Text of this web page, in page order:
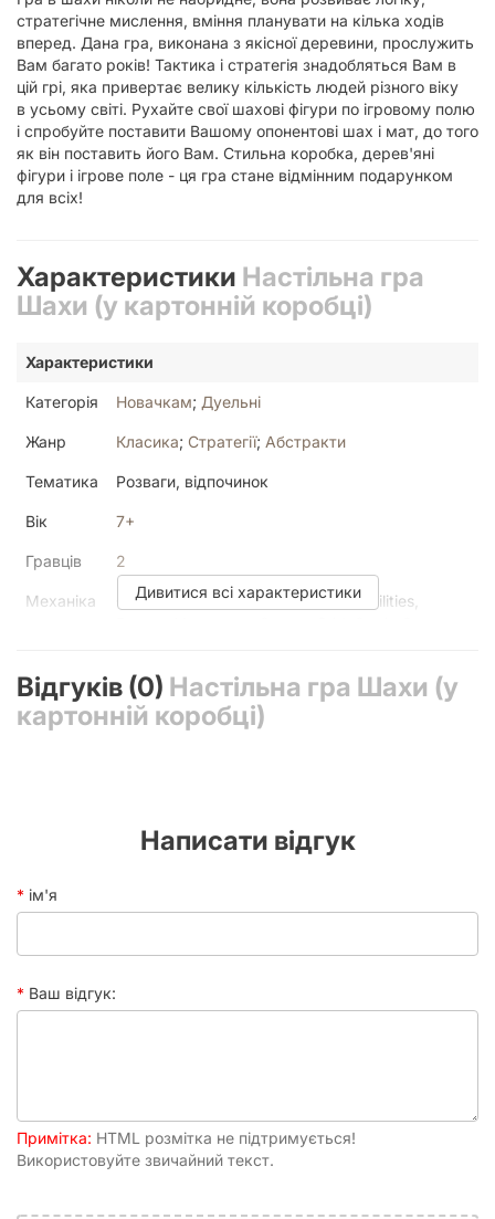
стратегічне мислення, вміння планувати на кілька ходів
вперед. Дана гра, виконана з якісної деревини, прослужить
Вам багато років! Тактика і стратегія знадобляться Вам в
цій грі, яка привертає велику кількість людей різного віку
в усьому світі. Рухайте свої шахові фігури по ігровому полю
і спробуйте поставити Вашому опонентові шах і мат, до того
як він поставить його Вам. Стильна коробка, дерев'яні
фігури і ігрове поле - ця гра стане відмінним подарунком
для всіх!
Характеристики Настільна гра
Шахи (у картонній коробці)
Характеристики
Категорія Новачкам; Дуельні
Жанр Класика; Стратегії; Абстракти
Тематика Розваги, відпочинок
Вік 7+
Гравців 2
Механіка
Grid Movement, Once-Per-Game Abilities,
Мова Українська
Текст у
Мовонезалежна
30+ хвилин
Рейтинг
BGG
Дивитися всі характеристики
Відгуків (0) Настільна гра Шахи (у
картонній коробці)
Написати відгук
ім'я
Ваш відгук:
Примітка: HTML розмітка не підтримується!
Використовуйте звичайний текст.